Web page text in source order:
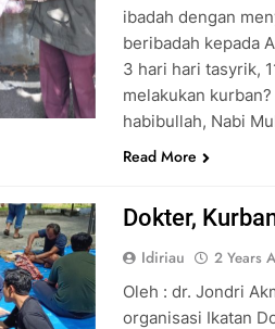
ibadah dengan
beribadah kepada
3 hari hari tasyrik,
melakukan
habibullah, Nabi
Read More
Dokter,
Idiriau 2 Years
Oleh : dr. Jondri
organisasi Ikatan